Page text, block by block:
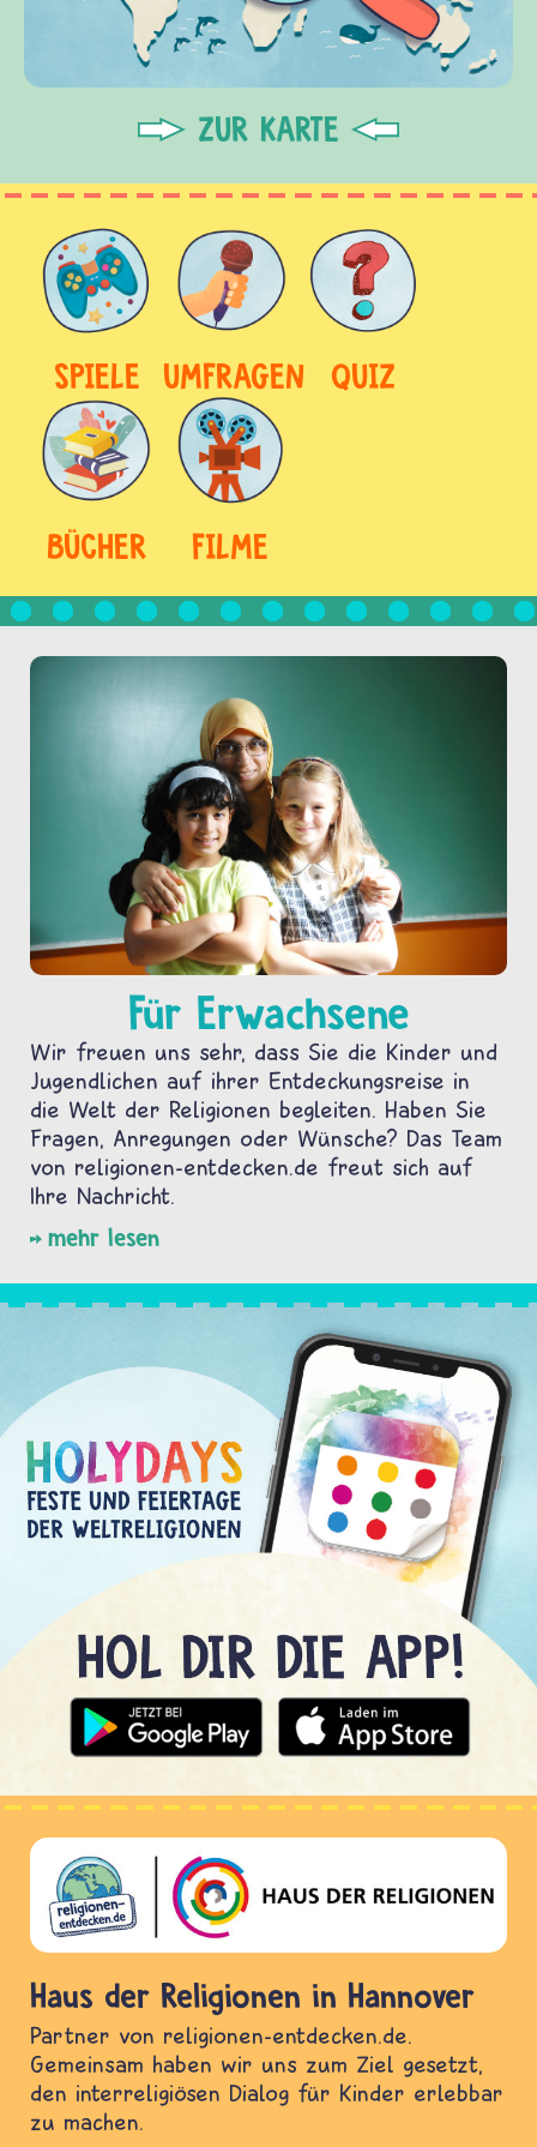
ZUR KARTE
SPIELE UMFRAGEN QUIZ
BÜCHER FILME
Für Erwachsene
Wir freuen uns sehr, dass Sie die Kinder und
Jugendlichen auf ihrer Entdeckungsreise in
die Welt der Religionen begleiten. Haben Sie
Fragen, Anregungen oder Wünsche? Das Team
von religionen-entdecken.de freut sich auf
Ihre Nachricht.
mehr lesen
Haus der Religionen in Hannover
Partner von religionen-entdecken.de.
Gemeinsam haben wir uns zum Ziel gesetzt,
den interreligiösen Dialog für Kinder erlebbar
zu machen.